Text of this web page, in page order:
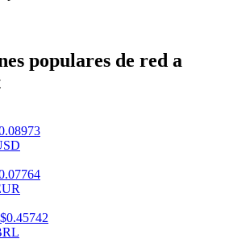
competitivas diariamente
populares de red a
0.45742